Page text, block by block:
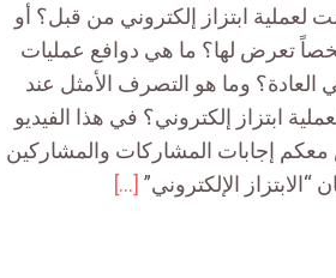
ابتزاز إلكتروني من قبل؟ أو
تعرض لها؟ ما هي دوافع عمليات
العادة؟ وما هو التصرف الأمثل عند
ابتزاز إلكتروني؟ في هذا الفيديو
إجابات المشاركات والمشاركين
“الابتزاز الإلكتروني” […]